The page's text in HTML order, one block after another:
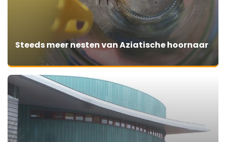
Steeds meer nesten van Aziatische hoornaar